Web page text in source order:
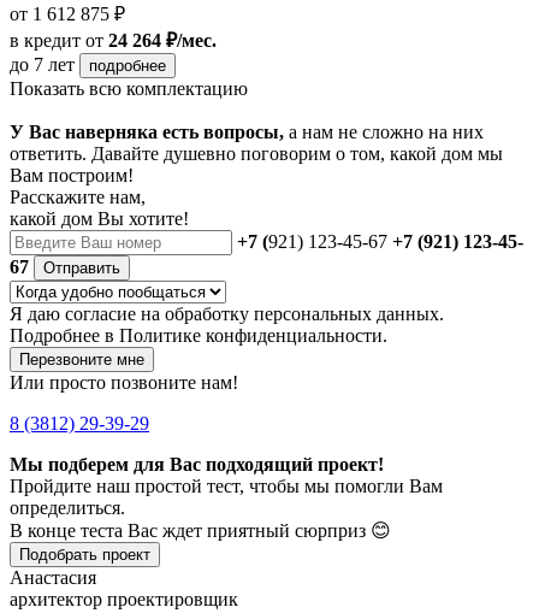
от 1 612 875 ₽
в кредит от 24 264 ₽/мес.
до 7 лет
подробнее
Показать всю комплектацию
У Вас наверняка есть вопросы, а нам не сложно на них
ответить. Давайте душевно поговорим о том, какой дом мы
Вам построим!
Расскажите нам,
какой дом Вы хотите!
+7 (921) 123-45-67 +7 (921) 123-45-
67
Отправить
Я даю согласие на обработку персональных данных.
Подробнее в Политике конфиденциальности.
Перезвоните мне
Или просто позвоните нам!
8 (3812) 29-39-29
Мы подберем для Вас подходящий проект!
Пройдите наш простой тест, чтобы мы помогли Вам
определиться.
В конце теста Вас ждет приятный сюрприз 😊
Подобрать проект
Анастасия
архитектор проектировщик